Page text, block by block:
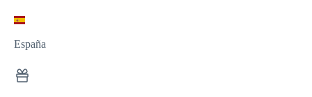
España